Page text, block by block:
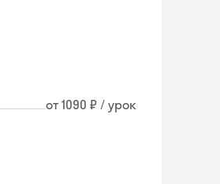
от 1090 ₽ / урок